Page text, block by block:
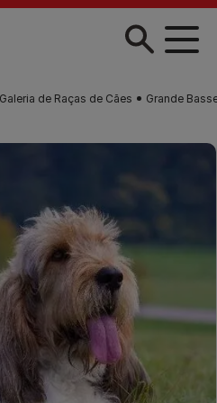
Galeria de Raças de Cães Grande